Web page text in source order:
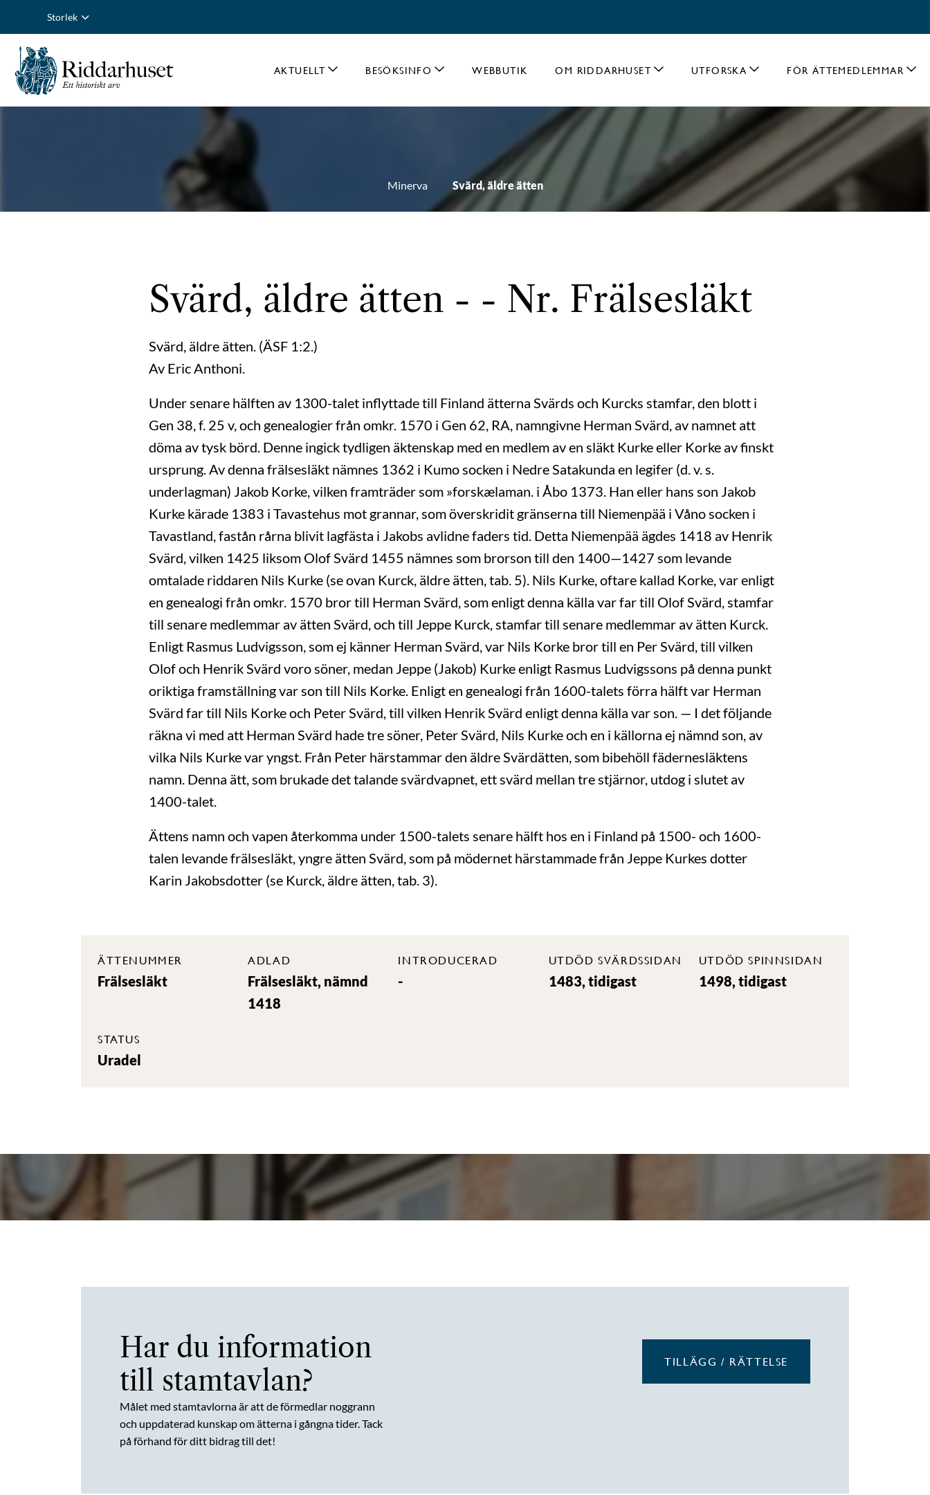
Storlek
AKTUELLT BESÖKSINFO WEBBUTIK OM RIDDARHUSET UTFORSKA FÖR ÄTTEMEDLEMMAR
Minerva Svärd, äldre ätten
Svärd, äldre ätten - - Nr. Frälsesläkt
Svärd, äldre ätten. (ÄSF 1:2.)
Av Eric Anthoni.
Under senare hälften av 1300-talet inflyttade till Finland ätterna Svärds och Kurcks stamfar, den blott i
Gen 38, f. 25 v, och genealogier från omkr. 1570 i Gen 62, RA, namngivne Herman Svärd, av namnet att
döma av tysk börd. Denne ingick tydligen äktenskap med en medlem av en släkt Kurke eller Korke av finskt
ursprung. Av denna frälsesläkt nämnes 1362 i Kumo socken i Nedre Satakunda en legifer (d. v. s.
underlagman) Jakob Korke, vilken framträder som »forskælaman. i Åbo 1373. Han eller hans son Jakob
Kurke kärade 1383 i Tavastehus mot grannar, som överskridit gränserna till Niemenpää i Våno socken i
Tavastland, fastån rårna blivit lagfästa i Jakobs avlidne faders tid. Detta Niemenpää ägdes 1418 av Henrik
Svärd, vilken 1425 liksom Olof Svärd 1455 nämnes som brorson till den 1400—1427 som levande
omtalade riddaren Nils Kurke (se ovan Kurck, äldre ätten, tab. 5). Nils Kurke, oftare kallad Korke, var enligt
en genealogi från omkr. 1570 bror till Herman Svärd, som enligt denna källa var far till Olof Svärd, stamfar
till senare medlemmar av ätten Svärd, och till Jeppe Kurck, stamfar till senare medlemmar av ätten Kurck.
Enligt Rasmus Ludvigsson, som ej känner Herman Svärd, var Nils Korke bror till en Per Svärd, till vilken
Olof och Henrik Svärd voro söner, medan Jeppe (Jakob) Kurke enligt Rasmus Ludvigssons på denna punkt
oriktiga framställning var son till Nils Korke. Enligt en genealogi från 1600-talets förra hälft var Herman
Svärd far till Nils Korke och Peter Svärd, till vilken Henrik Svärd enligt denna källa var son. — I det följande
räkna vi med att Herman Svärd hade tre söner, Peter Svärd, Nils Kurke och en i källorna ej nämnd son, av
vilka Nils Kurke var yngst. Från Peter härstammar den äldre Svärdätten, som bibehöll fädernesläktens
namn. Denna ätt, som brukade det talande svärdvapnet, ett svärd mellan tre stjärnor, utdog i slutet av
1400-talet.
Ättens namn och vapen återkomma under 1500-talets senare hälft hos en i Finland på 1500- och 1600-
talen levande frälsesläkt, yngre ätten Svärd, som på mödernet härstammade från Jeppe Kurkes dotter
Karin Jakobsdotter (se Kurck, äldre ätten, tab. 3).
ÄTTENUMMER
Frälsesläkt
ADLAD
Frälsesläkt, nämnd
1418
INTRODUCERAD
-
UTDÖD SVÄRDSSIDAN
1483, tidigast
UTDÖD SPINNSIDAN
1498, tidigast
STATUS
Uradel
Har du information
till stamtavlan?
Målet med stamtavlorna är att de förmedlar noggrann
och uppdaterad kunskap om ätterna i gångna tider. Tack
på förhand för ditt bidrag till det!
TILLÄGG / RÄTTELSE